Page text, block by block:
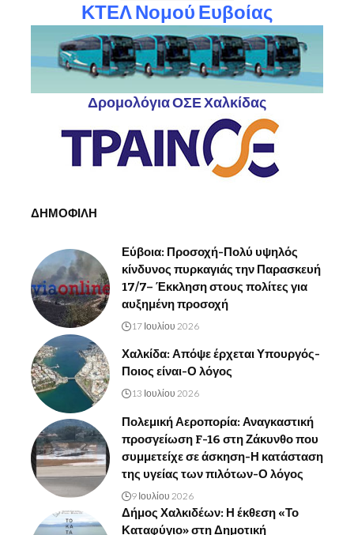
ΚΤΕΛ Νομού Ευβοίας
Δρομολόγια ΟΣΕ Χαλκίδας
ΔΗΜΟΦΙΛΗ
Εύβοια: Προσοχή-Πολύ υψηλός
κίνδυνος πυρκαγιάς την Παρασκευή
17/7– Έκκληση στους πολίτες για
αυξημένη προσοχή
17 Ιουλίου 2026
Χαλκίδα: Απόψε έρχεται Υπουργός-
Ποιος είναι-Ο λόγος
13 Ιουλίου 2026
Πολεμική Αεροπορία: Αναγκαστική
προσγείωση F-16 στη Ζάκυνθο που
συμμετείχε σε άσκηση-Η κατάσταση
της υγείας των πιλότων-Ο λόγος
9 Ιουλίου 2026
Δήμος Χαλκιδέων: Η έκθεση «Το
Καταφύγιο» στη Δημοτική